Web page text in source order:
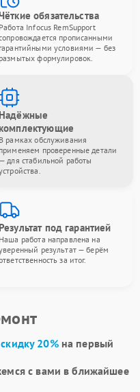
обязательства
Работа Infocus RemSupport
прописанными
гарантийными условиями — без
размытых формулировок.
Надёжные
комплектующие
В рамках обслуживания
применяем проверенные детали
— для стабильной работы
Результат под гарантией
Наша работа направлена на
результат — берём
за итог.
20%на первый
с вами в ближайшее